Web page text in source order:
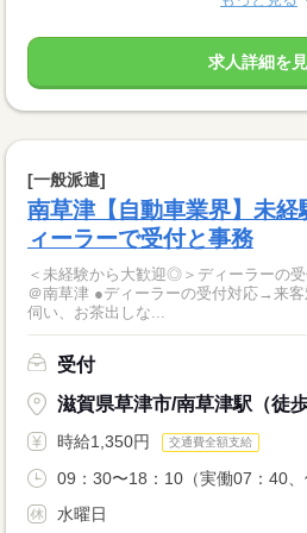
求人詳細を
[一般派遣]
南草津【自動車業界】未
ィーラーで受付と事務
＜未経験から大歓迎◎＞ディーラーの
＠南草津 ●ディーラーの受付対応→来客対応、お席へ案内、用件のお
伺い、お茶出しな...
受付
滋賀県草津市/南草津駅（徒歩
時給1,350円 交通費全額支給
09：30〜18：10（実働07：40
水曜日